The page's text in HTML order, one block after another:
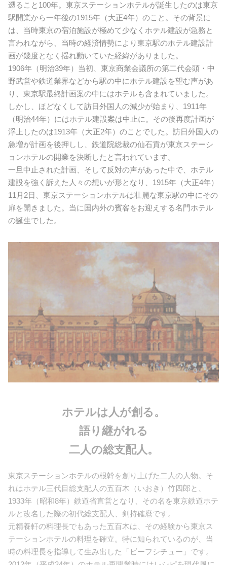
遡ること100年。東京ステーションホテルが誕生したのは東京
駅開業から一年後の1915年（大正4年）のこと。その背景に
は、当時東京の宿泊施設が極めて少なくホテル建設が急務と
言われながら、当時の経済情勢により東京駅のホテル建設計
画が幾度となく揺れ動いていた経緯がありました。
1906年（明治39年）当初、東京商業会議所の第二代会頭・中
野武営や鉄道業界などから駅の中にホテル建設を望む声があ
り、東京駅最終計画案の中にはホテルも含まれていました。
しかし、ほどなくして訪日外国人の減少が始まり、1911年
（明治44年）にはホテル建設案は中止に。その後再度計画が
浮上したのは1913年（大正2年）のことでした。訪日外国人の
急増が計画を後押しし、鉄道院総裁の仙石貢が東京ステーシ
ョンホテルの開業を決断したと言われています。
一旦中止された計画、そして反対の声があった中で、ホテル
建設を強く訴えた人々の想いが形となり、1915年（大正4年）
11月2日、東京ステーションホテルは壮麗な東京駅の中にその
扉を開きました。当に国内外の賓客をお迎えする名門ホテル
の誕生でした。
ホテルは人が創る。
語り継がれる
二人の総支配人。
東京ステーションホテルの根幹を創り上げた二人の人物。そ
れはホテル三代目総支配人の五百木（いおき）竹四郎と、
1933年（昭和8年）鉄道省直営となり、その名を東京鉄道ホテ
ルと改名した際の初代総支配人、剣持確麿です。
元精養軒の料理長でもあった五百木は、その経験から東京ス
テーションホテルの料理を確立。特に知られているのが、当
時の料理長を指導して生み出した「ビーフシチュー」です。